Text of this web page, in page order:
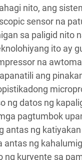
nito, ang
sensor na
sa paligid nito
ito ay
na
ang
ng datos ng
pagtumbok
antas ng
antas ng
ng kuryente sa